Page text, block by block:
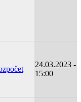
24.03.2023 -
15:00